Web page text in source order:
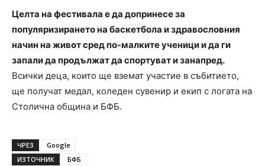
Целта на фестивала е да допринесе за
популяризирането на баскетбола и здравословния
начин на живот сред по-малките ученици и да ги
запали да продължат да спортуват и занапред.
Всички деца, които ще вземат участие в събитието,
ще получат медал, коледен сувенир и екип с логата на
Столична община и БФБ.
ЧРЕЗ
Google
ИЗТОЧНИК
БФБ